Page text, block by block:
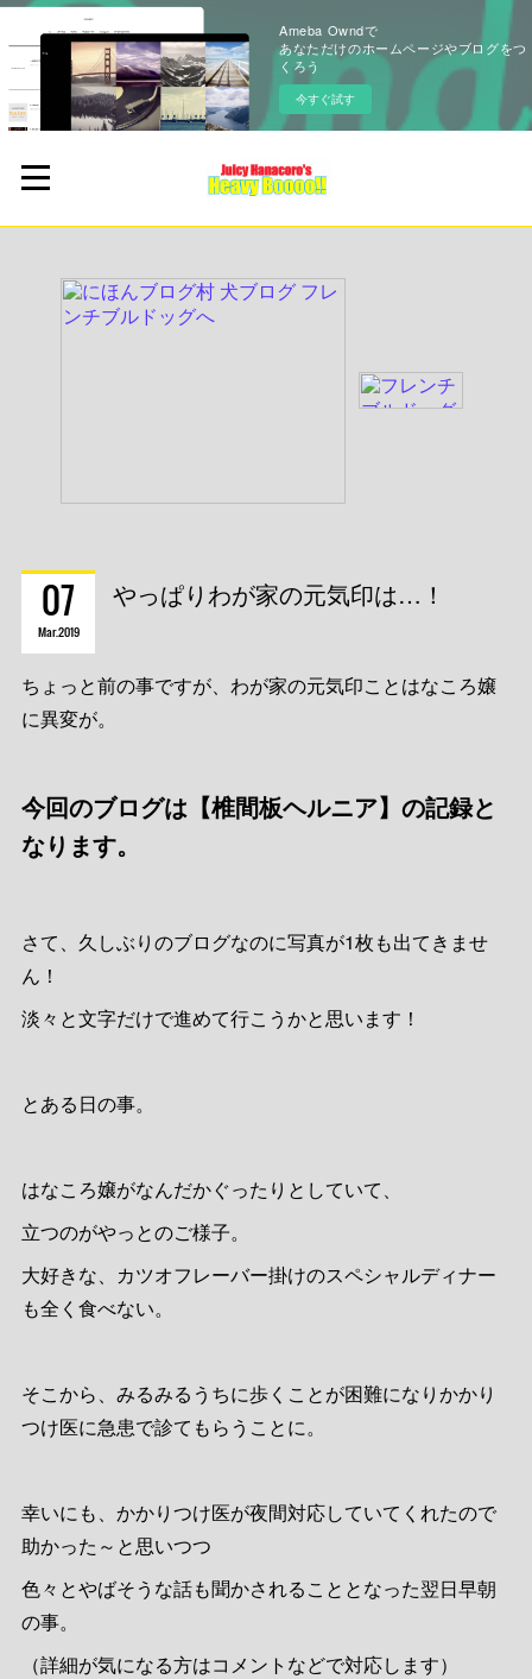
Ameba Owndで
あなただけのホームページやブログをつ
くろう
今すぐ試す
07
Mar2019
やっぱりわが家の元気印は…！
ちょっと前の事ですが、わが家の元気印ことはなころ嬢
に異変が。
今回のブログは【椎間板ヘルニア】の記録と
なります。
さて、久しぶりのブログなのに写真が1枚も出てきませ
ん！
淡々と文字だけで進めて行こうかと思います！
とある日の事。
はなころ嬢がなんだかぐったりとしていて、
立つのがやっとのご様子。
大好きな、カツオフレーバー掛けのスペシャルディナー
も全く食べない。
そこから、みるみるうちに歩くことが困難になりかかり
つけ医に急患で診てもらうことに。
幸いにも、かかりつけ医が夜間対応していてくれたので
助かった～と思いつつ
色々とやばそうな話も聞かされることとなった翌日早朝
の事。
（詳細が気になる方はコメントなどで対応します）